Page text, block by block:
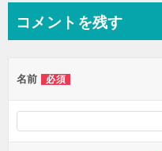
ビ
ー
シ
コメントを残す
名前 必須